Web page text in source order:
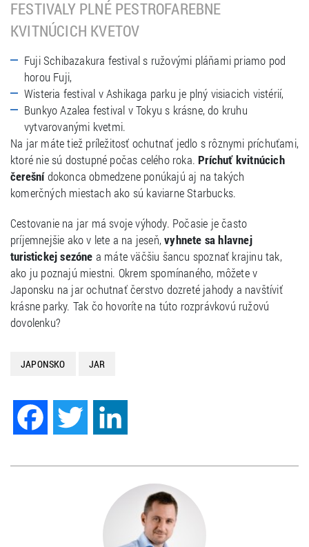
FESTIVALY PLNÉ PESTROFAREBNE
KVITNÚCICH KVETOV
Fuji Schibazakura festival s ružovými pláňami priamo pod
horou Fuji,
Wisteria festival v Ashikaga parku je plný visiacich vistérií,
Bunkyo Azalea festival v Tokyu s krásne, do kruhu
vytvarovanými kvetmi.
Na jar máte tiež príležitosť ochutnať jedlo s rôznymi príchuťami,
ktoré nie sú dostupné počas celého roka. Príchuť kvitnúcich
čerešnídokonca obmedzene ponúkajú aj na takých
komerčných miestach ako sú kaviarne Starbucks.
Cestovanie na jar má svoje výhody. Počasie je často
príjemnejšie ako v lete a na jeseň,vyhnete sa hlavnej
turistickej sezóne a máte väčšiu šancu spoznať krajinu tak,
ako ju poznajú miestni. Okrem spomínaného, môžete v
Japonsku na jar ochutnať čerstvo dozreté jahody a navštíviť
krásne parky. Tak čo hovoríte na túto rozprávkovú ružovú
dovolenku?
JAPONSKO JAR
Facebook Twitter